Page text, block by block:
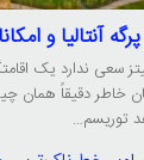
آنتالیا و
سعی ندارد یک
خاطر دقیقاً همان
توریسم…